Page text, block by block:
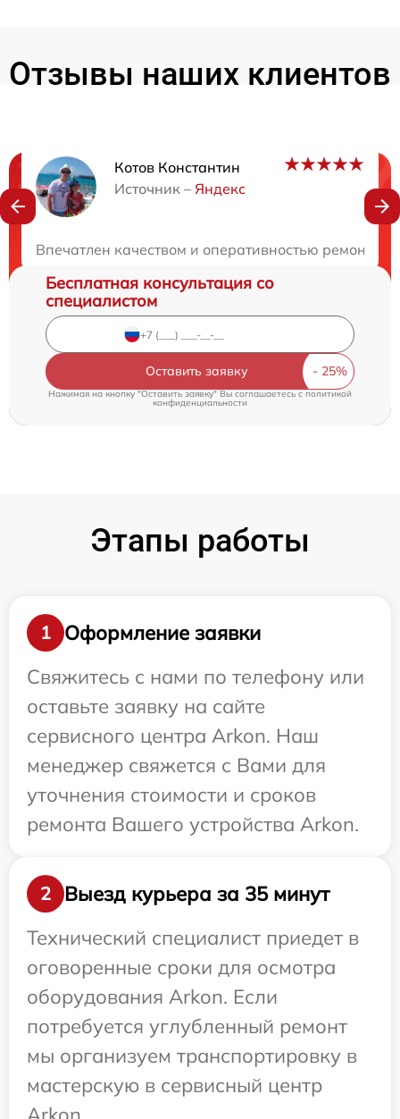
Отзывы наших клиентов
Котов Константин
Источник – Яндекс
Впечатлен качеством и оперативностью
Нужна консультация?
Бесплатная консультация со
специалистом
Оставить заявку
Нажимая на кнопку "Оставить заявку" Вы соглашаетесь c политикой
конфиденциальности
Этапы работы
1
Оформление заявки
Свяжитесь с нами по телефону или
оставьте заявку на сайте
сервисного центра Arkon. Наш
менеджер свяжется с Вами для
уточнения стоимости и сроков
ремонта Вашего устройства Arkon.
2
Выезд курьера за 35 минут
Технический специалист приедет в
оговоренные сроки для осмотра
оборудования Arkon. Если
потребуется углубленный ремонт
мы организуем транспортировку в
мастерскую в сервисный центр